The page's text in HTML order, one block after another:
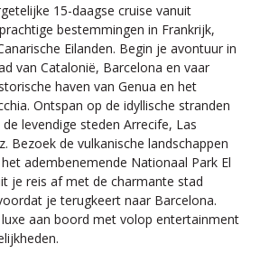
15-daagse cruise vanuit
bestemmingen in Frankrijk,
Eilanden. Begin je avontuur in
van Catalonië, Barcelona en vaar
haven van Genua en het
Ontspan op de idyllische stranden
levendige steden Arrecife, Las
Bezoek de vulkanische landschappen
adembenemende Nationaal Park El
je reis af met de charmante stad
je terugkeert naar Barcelona.
aan boord met volop entertainment